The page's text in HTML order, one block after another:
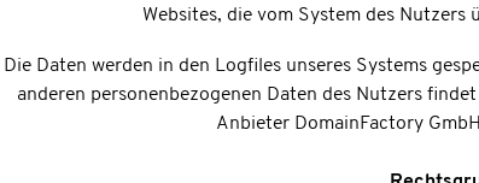
Websites, die vom System des Nutzers
Die Daten werden in den Logfiles unseres Systems
anderen personenbezogenen Daten des Nutzers
Anbieter DomainFactory